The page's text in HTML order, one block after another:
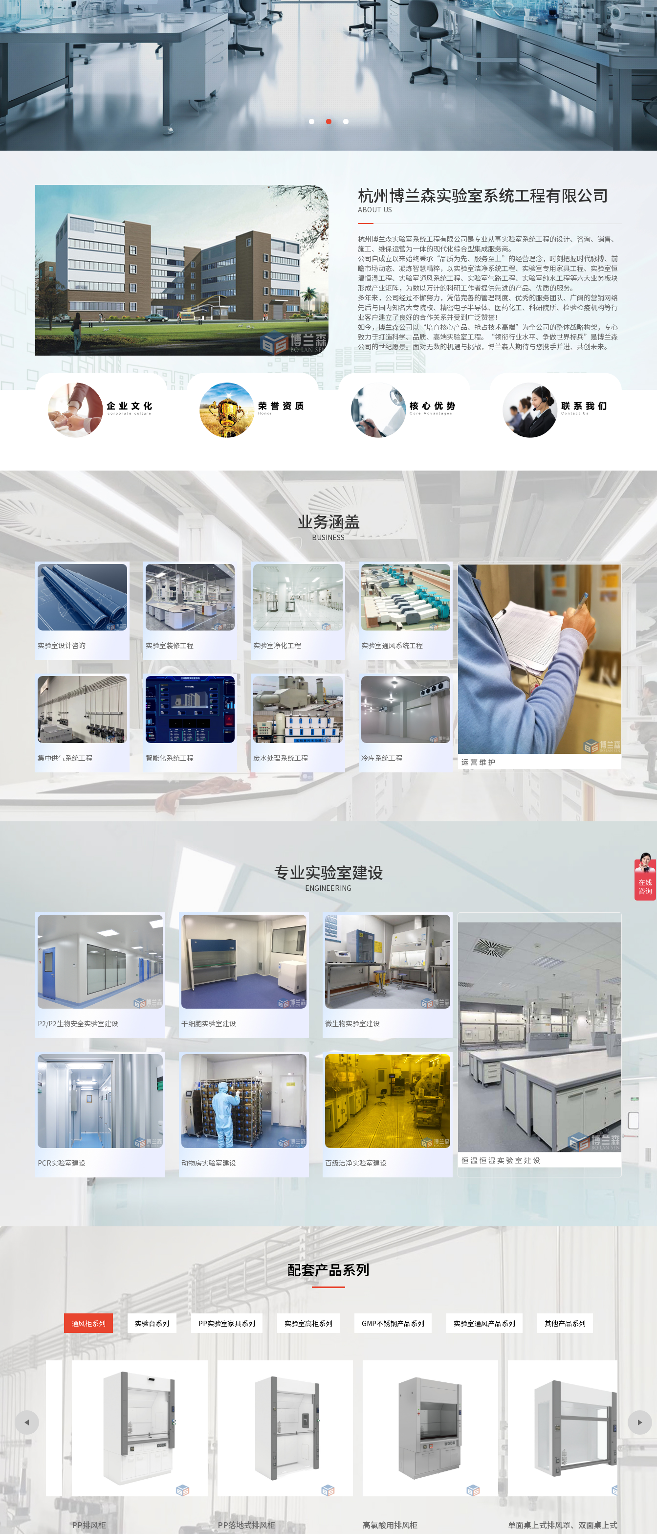
杭州博兰森实验室系统工程有限公司
ABOUT US
杭州博兰森实验室系统工程有限公司是专业从事实验室系统工程的设计、咨询、销售、
施工、维保运营为一体的现代化综合型集成服务商。
公司自成立以来始终秉承“品质为先、服务至上”的经营理念，时刻把握时代脉搏、前
瞻市场动态、凝炼智慧精粹，以实验室洁净系统工程、实验室专用家具工程、实验室恒
温恒湿工程、实验室通风系统工程、实验室气路工程、实验室纯水工程等六大业务板块
形成产业矩阵，为数以万计的科研工作者提供先进的产品、优质的服务。
多年来，公司经过不懈努力，凭借完善的管理制度、优秀的服务团队、广阔的营销网络
先后与国内知名大专院校、精密电子半导体、医药化工、科研院所、检验检疫机构等行
业客户建立了良好的合作关系并受到广泛赞誉！
如今，博兰森公司以“培育核心产品、抢占技术高端”为全公司的整体战略构架，专心
致力于打造科学、品质、高端实验室工程。“领衔行业水平、争做世界标兵”是博兰森
公司的世纪愿景。面对无数的机遇与挑战，博兰森人期待与您携手并进、共创未来。
业务涵盖
BUSINESS
实验室设计咨询 实验室装修工程 实验室净化工程 实验室通风系统工程
集中供气系统工程 智能化系统工程 废水处理系统工程 冷库系统工程
专业实验室建设
ENGINEERING
P2/P2生物安全实验室建设 干细胞实验室建设 微生物实验室建设
PCR实验室建设 动物房实验室建设 百级洁净实验室建设
配套产品系列
通风柜系列 实验台系列 PP实验室家具系列 实验室高柜系列 GMP不锈钢产品系列 实验室通风产品系列 其他产品系列
排风柜 PP落地式排风柜 高氯酸用排风柜 单面桌上式排风罩、双面桌上式排风罩 洗涤台排风罩